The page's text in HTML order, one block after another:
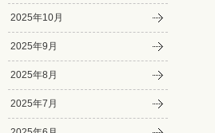
2025年10月
2025年9月
2025年8月
2025年7月